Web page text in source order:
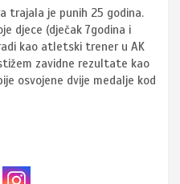
trajala je punih 25 godina.
djece (dječak 7godina i
kao atletski trener u AK
zavidne rezultate kao
osvojene dvije medalje kod